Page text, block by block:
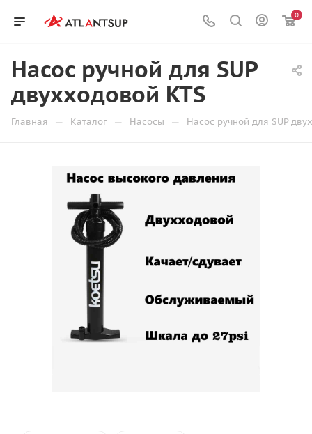
0
Насос ручной для SUP
двухходовой KTS
Главная — Каталог — Насосы — Насос ручной для SUP